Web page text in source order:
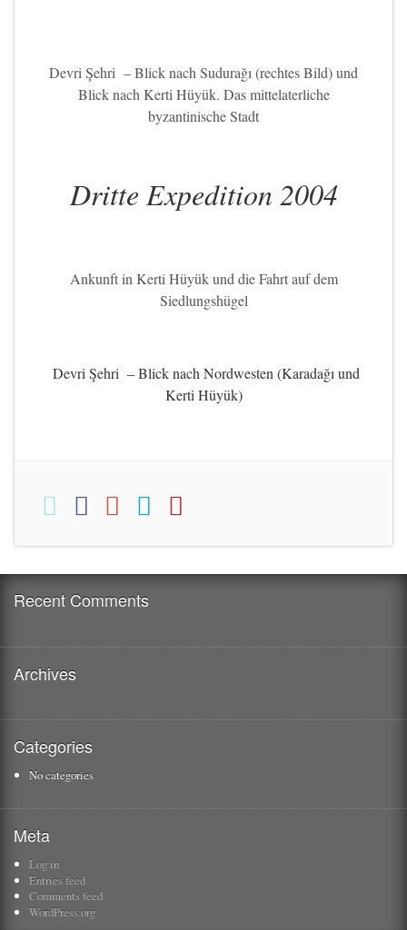
Devri Şehri – Blick nach Sudurağı (rechtes Bild) und
Blick nach Kerti Hüyük. Das mittelaterliche
byzantinische Stadt
Dritte Expedition 2004
Ankunft in Kerti Hüyük und die Fahrt auf dem
Siedlungshügel
Devri Şehri – Blick nach Nordwesten (Karadağı und
Kerti Hüyük)
Recent Comments
Archives
Categories
No categories
Meta
Log in
Entries feed
Comments feed
WordPress.org